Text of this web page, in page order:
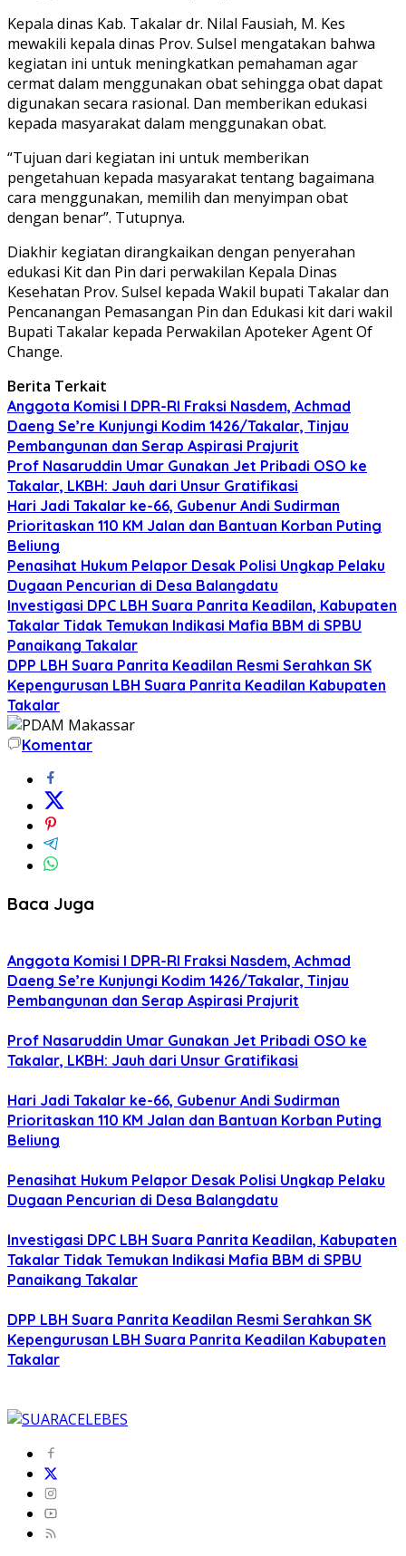
Kepala dinas Kab. Takalar dr. Nilal Fausiah, M. Kes
mewakili kepala dinas Prov. Sulsel mengatakan bahwa
kegiatan ini untuk meningkatkan pemahaman agar
cermat dalam menggunakan obat sehingga obat dapat
digunakan secara rasional. Dan memberikan edukasi
kepada masyarakat dalam menggunakan obat.
“Tujuan dari kegiatan ini untuk memberikan
pengetahuan kepada masyarakat tentang bagaimana
cara menggunakan, memilih dan menyimpan obat
dengan benar”. Tutupnya.
Diakhir kegiatan dirangkaikan dengan penyerahan
edukasi Kit dan Pin dari perwakilan Kepala Dinas
Kesehatan Prov. Sulsel kepada Wakil bupati Takalar dan
Pencanangan Pemasangan Pin dan Edukasi kit dari wakil
Bupati Takalar kepada Perwakilan Apoteker Agent Of
Change.
Berita Terkait
Anggota Komisi I DPR-RI Fraksi Nasdem, Achmad
Daeng Se’re Kunjungi Kodim 1426/Takalar, Tinjau
Pembangunan dan Serap Aspirasi Prajurit
Prof Nasaruddin Umar Gunakan Jet Pribadi OSO ke
Takalar, LKBH: Jauh dari Unsur Gratifikasi
Hari Jadi Takalar ke-66, Gubenur Andi Sudirman
Prioritaskan 110 KM Jalan dan Bantuan Korban Puting
Beliung
Penasihat Hukum Pelapor Desak Polisi Ungkap Pelaku
Dugaan Pencurian di Desa Balangdatu
Investigasi DPC LBH Suara Panrita Keadilan, Kabupaten
Takalar Tidak Temukan Indikasi Mafia BBM di SPBU
Panaikang Takalar
DPP LBH Suara Panrita Keadilan Resmi Serahkan SK
Kepengurusan LBH Suara Panrita Keadilan Kabupaten
Takalar
Komentar
Baca Juga
Anggota Komisi I DPR-RI Fraksi Nasdem, Achmad
Daeng Se’re Kunjungi Kodim 1426/Takalar, Tinjau
Pembangunan dan Serap Aspirasi Prajurit
Prof Nasaruddin Umar Gunakan Jet Pribadi OSO ke
Takalar, LKBH: Jauh dari Unsur Gratifikasi
Hari Jadi Takalar ke-66, Gubenur Andi Sudirman
Prioritaskan 110 KM Jalan dan Bantuan Korban Puting
Beliung
Penasihat Hukum Pelapor Desak Polisi Ungkap Pelaku
Dugaan Pencurian di Desa Balangdatu
Investigasi DPC LBH Suara Panrita Keadilan, Kabupaten
Takalar Tidak Temukan Indikasi Mafia BBM di SPBU
Panaikang Takalar
DPP LBH Suara Panrita Keadilan Resmi Serahkan SK
Kepengurusan LBH Suara Panrita Keadilan Kabupaten
Takalar